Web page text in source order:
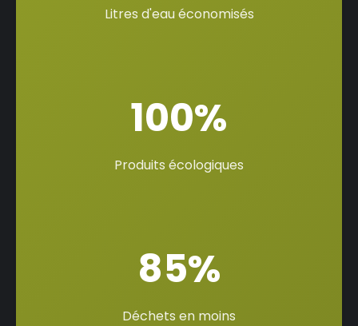
Litres d'eau économisés
100%
Produits écologiques
85%
Déchets en moins